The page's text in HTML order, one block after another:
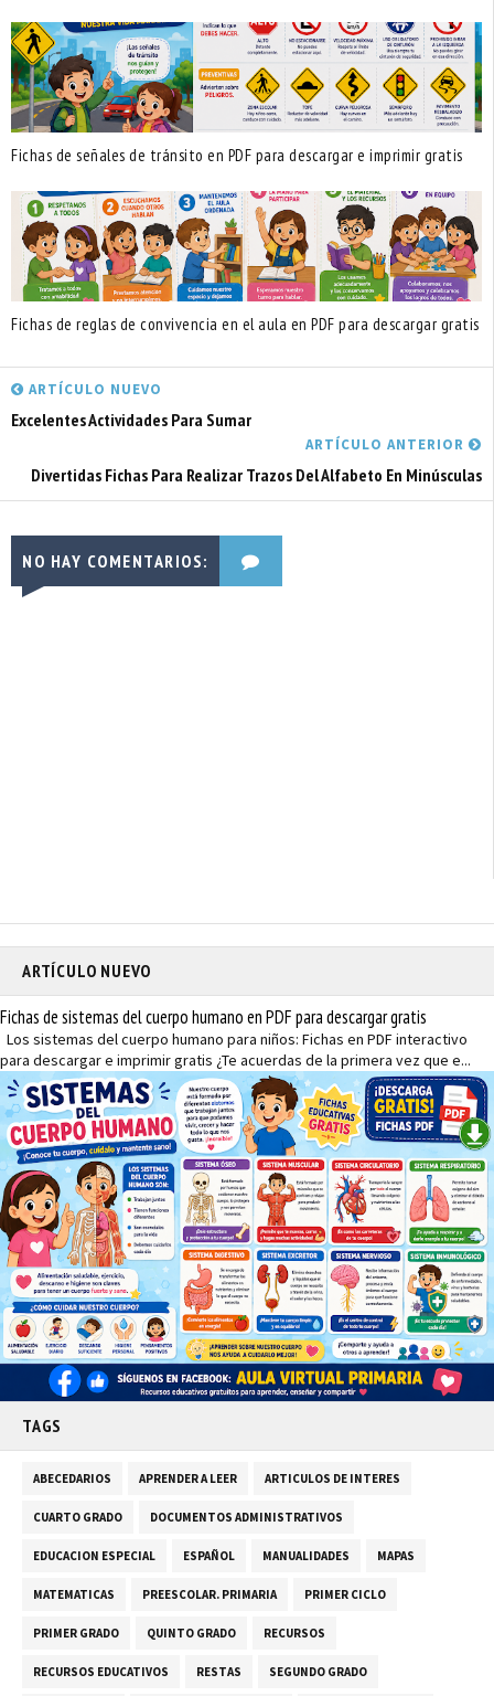
Fichas de señales de tránsito en PDF para descargar e imprimir gratis
Fichas de reglas de convivencia en el aula en PDF para descargar gratis
ARTÍCULO NUEVO
Excelentes Actividades Para Sumar
ARTÍCULO ANTERIOR
Divertidas Fichas Para Realizar Trazos Del Alfabeto En Minúsculas
NO HAY COMENTARIOS:
ARTÍCULO NUEVO
Fichas de sistemas del cuerpo humano en PDF para descargar gratis
Los sistemas del cuerpo humano para niños: Fichas en PDF interactivo
para descargar e imprimir gratis ¿Te acuerdas de la primera vez que e...
TAGS
ABECEDARIOS APRENDER A LEER ARTICULOS DE INTERES
CUARTO GRADO DOCUMENTOS ADMINISTRATIVOS
EDUCACION ESPECIAL ESPAÑOL MANUALIDADES MAPAS
MATEMATICAS PREESCOLAR. PRIMARIA PRIMER CICLO
PRIMER GRADO QUINTO GRADO RECURSOS
RECURSOS EDUCATIVOS RESTAS SEGUNDO GRADO